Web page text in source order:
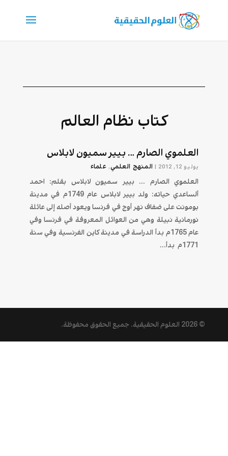
كتاب نظام العالم
العلموي الصارم … بيير سميون لابلاس
يوليو 12, 2012 | المنهج العلمي, علماء
العلموي الصارم ... بيير سميون لابلاس بقلم: احمد
ألساعدي حياته: ولد بيير لابلاس عام 1749م في مدينة
بومونت على ضفاف نهر أوج في فرنسا ويعود أصله إلى عائلة
نورمانية نبيلة وهي من العوائل المعروفة في فرنسا وفي
عام 1765م بدأ الدراسة في مدينة كاين الفرنسية وفي سنة
1771م بدأ...
© 2026 العلوم الحقيقية. جميع الحقوق محفوظة.